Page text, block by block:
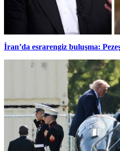
İran’da esrarengiz buluşma: